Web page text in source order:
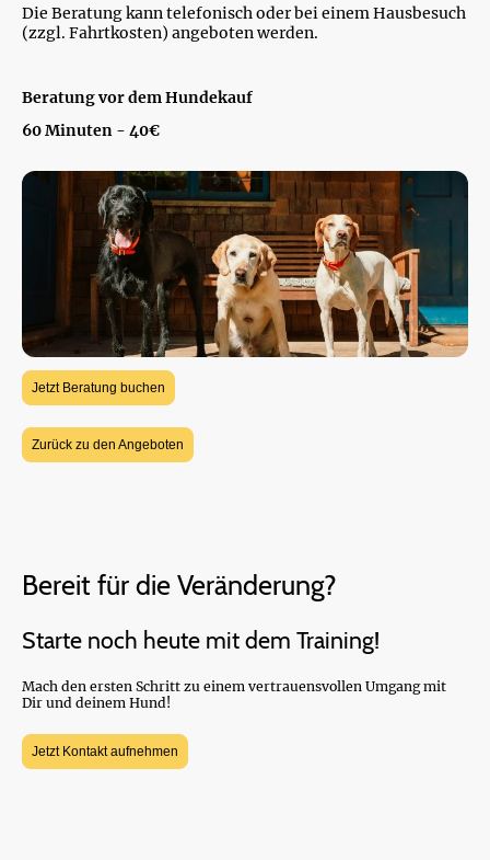
Die Beratung kann telefonisch oder bei einem Hausbesuch
(zzgl. Fahrtkosten) angeboten werden.
Beratung vor dem Hundekauf
60 Minuten - 40€
Jetzt Beratung buchen
Zurück zu den Angeboten
Bereit für die Veränderung?
Starte noch heute mit dem Training!
Mach den ersten Schritt zu einem vertrauensvollen Umgang mit
Dir und deinem Hund!
Jetzt Kontakt aufnehmen